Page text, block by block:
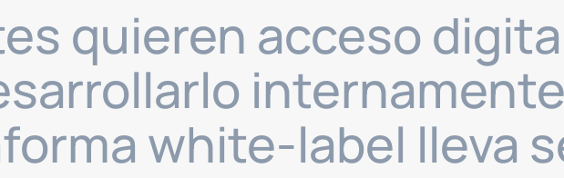
quieren acceso
white-label lleva